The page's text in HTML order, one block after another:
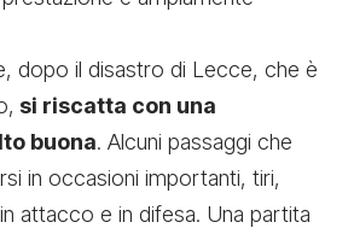
dopo il disastro di Lecce, che è
si riscatta con una
buona. Alcuni passaggi che
in occasioni importanti, tiri,
attacco e in difesa. Una partita